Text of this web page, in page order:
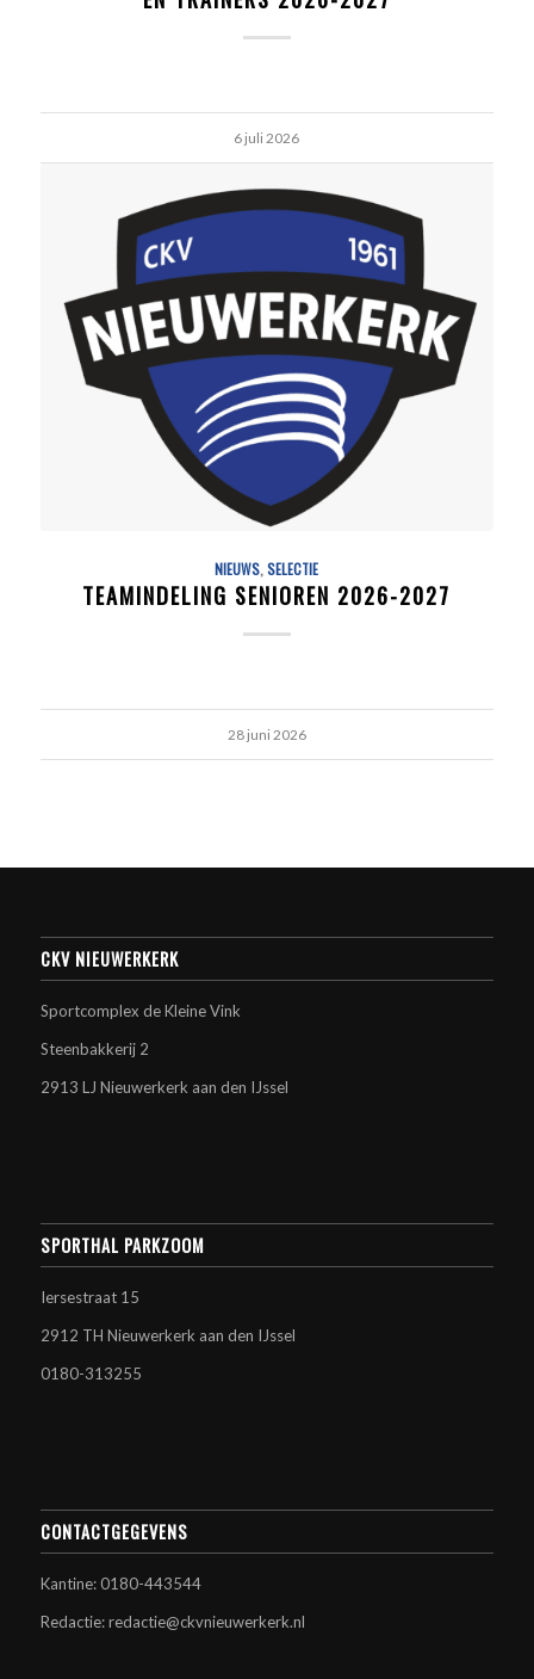
6 juli 2026
NIEUWS,SELECTIE
TEAMINDELING SENIOREN 2026-2027
28 juni 2026
CKV NIEUWERKERK
Sportcomplex de Kleine Vink
Steenbakkerij 2
2913 LJ Nieuwerkerk aan den IJssel
SPORTHAL PARKZOOM
Iersestraat 15
2912 TH Nieuwerkerk aan den IJssel
0180-313255
CONTACTGEGEVENS
Kantine: 0180-443544
Redactie: redactie@ckvnieuwerkerk.nl